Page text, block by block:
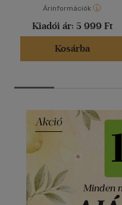
Árinformációk
Kiadói ár: 5 999 Ft
Kosárba